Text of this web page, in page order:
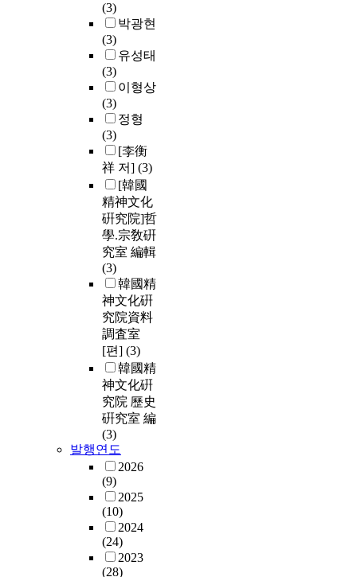
(3)
박광현
(3)
유성태
(3)
이형상
(3)
정형
(3)
[李衡
祥 저] (3)
[韓國
精神文化
硏究院]哲
學.宗敎硏
究室 編輯
(3)
韓國精
神文化硏
究院資料
調査室
[편] (3)
韓國精
神文化硏
究院 歷史
硏究室 編
(3)
발행연도
2026
(9)
2025
(10)
2024
(24)
2023
(28)